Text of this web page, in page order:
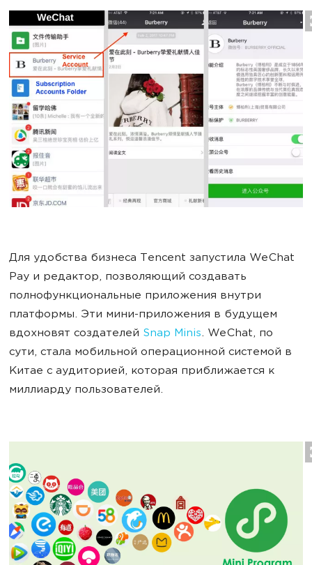
Для удобства бизнеса Tencent запустила WeChat
Pay и редактор, позволяющий создавать
полнофункциональные приложения внутри
платформы. Эти мини-приложения в будущем
вдохновят создателей Snap Minis. WeChat, по
сути, стала мобильной операционной системой в
Китае с аудиторией, которая приближается к
миллиарду пользователей.